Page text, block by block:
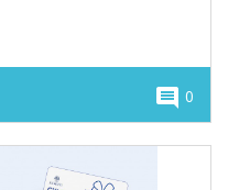
comment 0